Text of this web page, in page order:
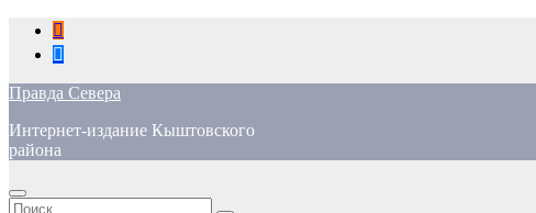
Перейти
содержимому
Правда Севера
Интернет-издание Кыштовского
района